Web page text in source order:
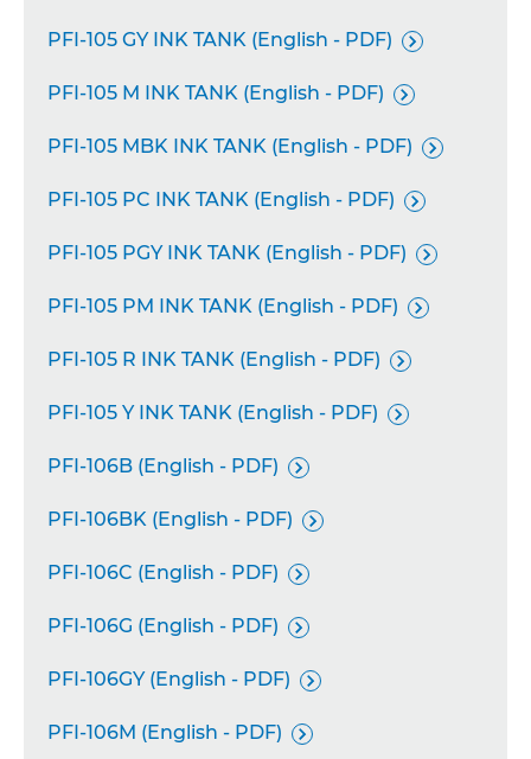
PFI-105 GY INK TANK (English - PDF) 
PFI-105 M INK TANK (English - PDF) 
PFI-105 MBK INK TANK (English - PDF) 
PFI-105 PC INK TANK (English - PDF) 
PFI-105 PGY INK TANK (English - PDF) 
PFI-105 PM INK TANK (English - PDF) 
PFI-105 R INK TANK (English - PDF) 
PFI-105 Y INK TANK (English - PDF) 
PFI-106B (English - PDF) 
PFI-106BK (English - PDF) 
PFI-106C (English - PDF) 
PFI-106G (English - PDF) 
PFI-106GY (English - PDF) 
PFI-106M (English - PDF) 